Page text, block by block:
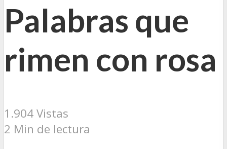
Palabras que
rimen con rosa
1.904 Vistas
2 Min de lectura